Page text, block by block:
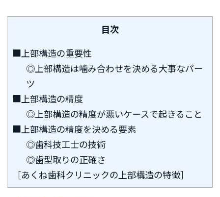
目次
■上部構造の重要性
◎上部構造は噛み合わせを決める大事なパー
ツ
■上部構造の精度
◎上部構造の精度が悪いケースで起きること
■上部構造の精度を決める要素
◎歯科技工士の技術
◎歯型取りの正確さ
［あくね歯科クリニックの上部構造の特徴］